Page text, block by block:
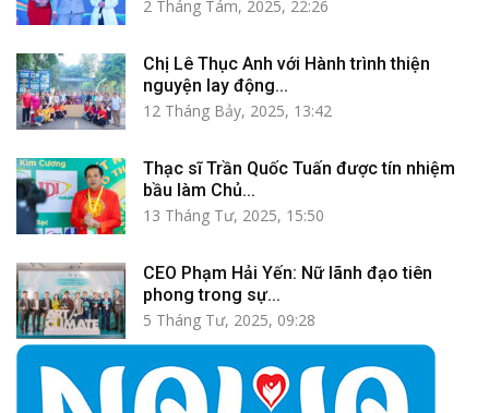
2 Tháng Tám, 2025, 22:26
Chị Lê Thục Anh với Hành trình thiện
nguyện lay động...
12 Tháng Bảy, 2025, 13:42
Thạc sĩ Trần Quốc Tuấn được tín nhiệm
bầu làm Chủ...
13 Tháng Tư, 2025, 15:50
CEO Phạm Hải Yến: Nữ lãnh đạo tiên
phong trong sự...
5 Tháng Tư, 2025, 09:28